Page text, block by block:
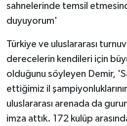
sahnelerinde temsil
duyuyorum'
Türkiye ve uluslararası
derecelerin kendileri için
olduğunu söyleyen Demir,
ettiğimiz il
uluslararası arenada da
imza attık. 172 kulüp